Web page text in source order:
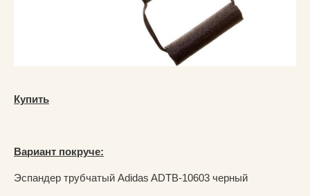
Купить
Вариант покруче:
Эспандер трубчатый Adidas ADTB-10603 черный